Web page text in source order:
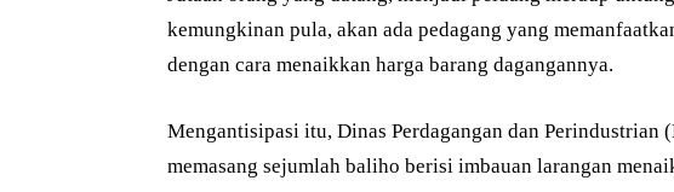
kemungkinan pula, akan ada pedagang yang
dengan cara menaikkan harga barang dagangannya.
Mengantisipasi itu, Dinas Perdagangan dan Perindustrian
memasang sejumlah baliho berisi imbauan larangan